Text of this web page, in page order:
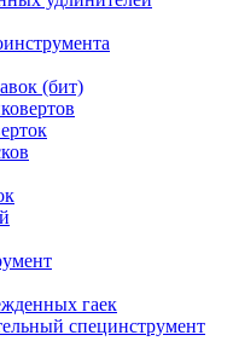
(бит)
гаек
специнструмент